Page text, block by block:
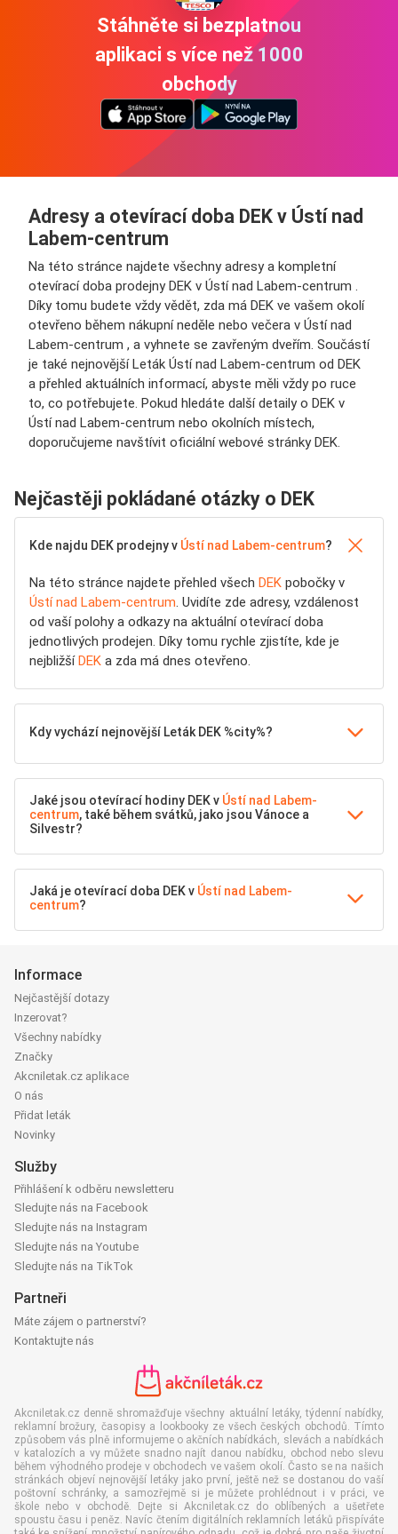
Stáhněte si bezplatnou
aplikaci s více než 1000
obchody
Adresy a otevírací doba DEK v Ústí nad
Labem-centrum
Na této stránce najdete všechny adresy a kompletní
otevírací doba prodejny DEK v Ústí nad Labem-centrum .
Díky tomu budete vždy vědět, zda má DEK ve vašem okolí
otevřeno během nákupní neděle nebo večera v Ústí nad
Labem-centrum , a vyhnete se zavřeným dveřím. Součástí
je také nejnovější Leták Ústí nad Labem-centrum od DEK
a přehled aktuálních informací, abyste měli vždy po ruce
to, co potřebujete. Pokud hledáte další detaily o DEK v
Ústí nad Labem-centrum nebo okolních místech,
doporučujeme navštívit oficiální webové stránky DEK.
Nejčastěji pokládané otázky o DEK
Kde najdu DEK prodejny v Ústí nad Labem-centrum?
Na této stránce najdete přehled všech DEK pobočky v
Ústí nad Labem-centrum. Uvidíte zde adresy, vzdálenost
od vaší polohy a odkazy na aktuální otevírací doba
jednotlivých prodejen. Díky tomu rychle zjistíte, kde je
nejbližšíDEK a zda má dnes otevřeno.
Kdy vychází nejnovější Leták DEK %city%?
Jaké jsou otevírací hodiny DEK v Ústí nad Labem-
centrum, také během svátků, jako jsou Vánoce a
Silvestr?
Jaká je otevírací doba DEK v Ústí nad Labem-
centrum?
Informace
Nejčastější dotazy
Inzerovat?
Všechny nabídky
Značky
Akcniletak.cz aplikace
O nás
Přidat leták
Novinky
Služby
Přihlášení k odběru newsletteru
Sledujte nás na Facebook
Sledujte nás na Instagram
Sledujte nás na Youtube
Sledujte nás na TikTok
Partneři
Máte zájem o partnerství?
Kontaktujte nás
Akcniletak.cz denně shromažďuje všechny aktuální letáky, týdenní nabídky,
reklamní brožury, časopisy a lookbooky ze všech českých obchodů. Tímto
způsobem vás plně informujeme o akčních nabídkách, slevách a nabídkách
v katalozích a vy můžete snadno najít danou nabídku, obchod nebo slevu
během výhodného prodeje v obchodech ve vašem okolí. Často se na našich
stránkách objeví nejnovější letáky jako první, ještě než se dostanou do vaší
poštovní schránky, a samozřejmě si je můžete prohlédnout i v práci, ve
škole nebo v obchodě. Dejte si Akcniletak.cz do oblíbených a ušetřete
spoustu času i peněz. Navíc čtením digitálních reklamních letáků přispíváte